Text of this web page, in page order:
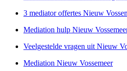
3 mediator offertes Nieuw
Mediation hulp Nieuw
Veelgestelde vragen uit Nieuw
Mediation Nieuw Vossemeer